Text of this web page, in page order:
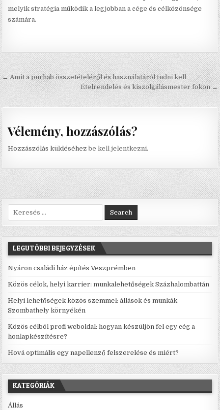
melyik stratégia működik a legjobban a cége és célközönsége
számára.
Bejegyzés navigáció
← Amit a purhab összetételéről és használatáról tudni kell
Ételrendelés és kiszolgálásmester fokon →
Vélemény, hozzászólás?
Hozzászólás küldéséhezbe kell jelentkezni.
Search for:
LEGUTÓBBI BEJEGYZÉSEK
Nyáron családi ház építés Veszprémben
Közös célok, helyi karrier: munkalehetőségek Százhalombattán
Helyi lehetőségek közös szemmel: állások és munkák
Szombathely környékén
Közös célból profi weboldal: hogyan készüljön fel egy cég a
honlapkészítésre?
Hová optimális egy napellenző felszerelése és miért?
KATEGÓRIÁK
Állás